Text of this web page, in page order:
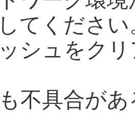
てください
シュをクリ
不具合があ